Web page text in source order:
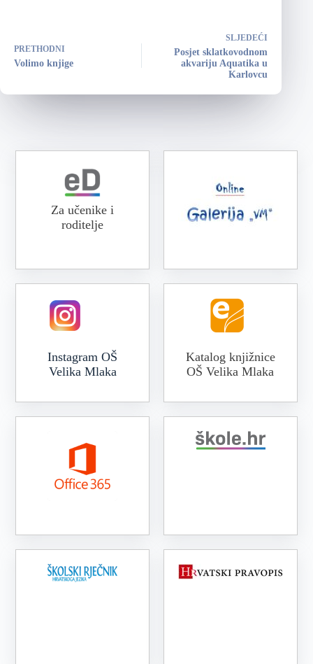
PRETHODNI
Volimo knjige
SLJEDEĆI
Posjet sklatkovodnom
akvariju Aquatika u
Karlovcu
Za učenike i
roditelje
Instagram OŠ
Velika Mlaka
Katalog knjižnice
OŠ Velika Mlaka